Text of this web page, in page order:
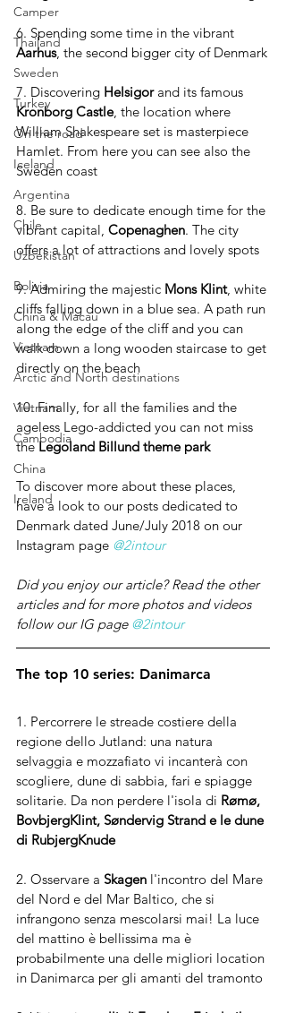
Camper
Thailand
Sweden
Turkey
On the road
Iceland
Argentina
Chile
Uzbekistan
Bolivia
China & Macau
Vietnam
Arctic and North destinations
Vietnam
Cambodia
China
Ireland
6. Spending some time in the vibrant
Aarhus, the second bigger city of Denmark
7. Discovering Helsigor and its famous
Kronborg Castle, the location where
William Shakespeare set is masterpiece
Hamlet. From here you can see also the
Sweden coast
8. Be sure to dedicate enough time for the
vibrant capital, Copenaghen. The city
offers a lot of attractions and lovely spots
9. Admiring the majestic Mons Klint, white
cliffs falling down in a blue sea. A path run
along the edge of the cliff and you can
walk down a long wooden staircase to get
directly on the beach
10. Finally, for all the families and the
ageless Lego-addicted you can not miss
the Legoland Billund theme park
To discover more about these places,
have a look to our posts dedicated to
Denmark dated June/July 2018 on our
Instagram page @2intour
Did you enjoy our article? Read the other
articles and for more photos and videos
follow our IG page @2intour
The top 10 series: Danimarca
1. Percorrere le streade costiere della
regione dello Jutland: una natura
selvaggia e mozzafiato vi incanterà con
scogliere, dune di sabbia, fari e spiagge
solitarie. Da non perdere l'isola di Rømø,
BovbjergKlint, Søndervig Strand e le dune
di RubjergKnude
2. Osservare a Skagen l'incontro del Mare
del Nord e del Mar Baltico, che si
infrangono senza mescolarsi mai! La luce
del mattino è bellissima ma è
probabilmente una delle migliori location
in Danimarca per gli amanti del tramonto